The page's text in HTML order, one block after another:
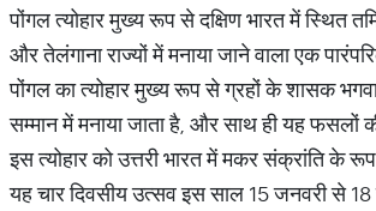
पोंगल त्योहार मुख्य रूप से दक्षिण भारत में स्थित
और तेलंगाना राज्यों में मनाया जाने वाला एक
पोंगल का त्योहार मुख्य रूप से ग्रहों के शासक
सम्मान में मनाया जाता है, और साथ ही यह फसलों
इस त्योहार को उत्तरी भारत में मकर संक्रांति के
यह चार दिवसीय उत्सव इस साल 15 जनवरी से